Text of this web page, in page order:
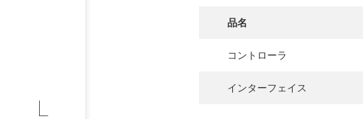
L
COMPANY
PROFILE
品名
コントローラ
インターフェイス